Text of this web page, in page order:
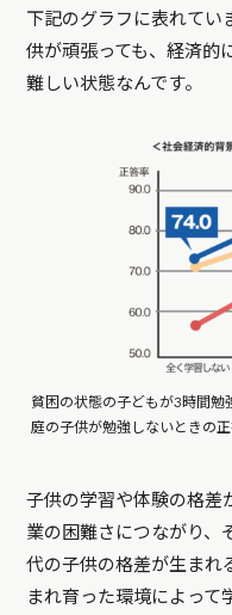
下記のグラフに表れてい
供が頑張っても、経済的
難しい状態なんです。
貧困の状態の子どもが3時間勉
庭の子供が勉強しないときの
子供の学習や体験の格差
業の困難さにつながり、
代の子供の格差が生まれ
まれ育った環境によって